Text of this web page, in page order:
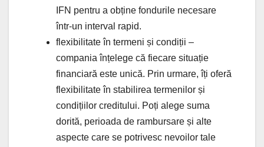
IFN pentru a obține fondurile necesare
într-un interval rapid.
flexibilitate în termeni și condiții –
compania înțelege că fiecare situație
financiară este unică. Prin urmare, îți oferă
flexibilitate în stabilirea termenilor și
condițiilor creditului. Poți alege suma
dorită, perioada de rambursare și alte
aspecte care se potrivesc nevoilor tale